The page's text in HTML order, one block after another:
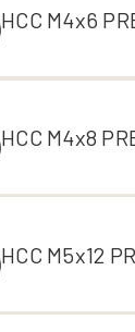
HCC M4x6
HCC M4x8
HCC M5x12